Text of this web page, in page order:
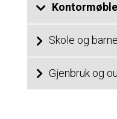
Skole og
Gjenbruk og